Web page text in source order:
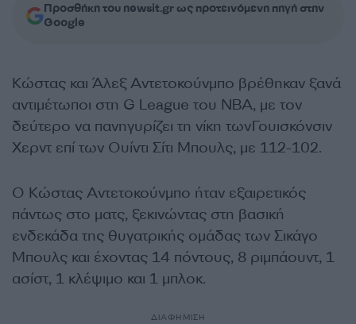
Προσθήκη του newsit.gr ως προτεινόμενη πηγή στην
Google
Κώστας και Άλεξ Αντετοκούνμπο βρέθηκαν ξανά
αντιμέτωποι στη G League του NBA, με τον
δεύτερο να πανηγυρίζει τη νίκη τωνΓουισκόνσιν
Χερντ επί των Ουίντι Σίτι Μπουλς, με 112-102.
Ο Κώστας Αντετοκούνμπο ήταν εξαιρετικός
πάντως στο ματς, ξεκινώντας στη βασική
ενδεκάδα της θυγατρικής ομάδας των Σικάγο
Μπουλς και έχοντας 14 πόντους, 8 ριμπάουντ, 1
ασίστ, 1 κλέψιμο και 1 μπλοκ.
ΔΙΑΦΗΜΙΣΗ